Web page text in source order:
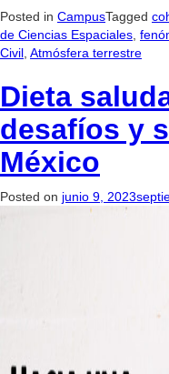
Posted in CampusTagged
de Ciencias Espaciales
Civil Atmósfera terrestre
Dieta
desafíos y
México
Posted on junio 9, 2023